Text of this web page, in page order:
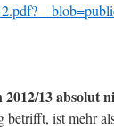
13 absolut
ist mehr